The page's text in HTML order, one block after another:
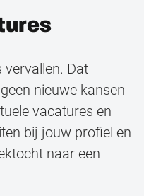
vervallen. Dat
nieuwe kansen
vacatures en
bij jouw profiel en
naar een